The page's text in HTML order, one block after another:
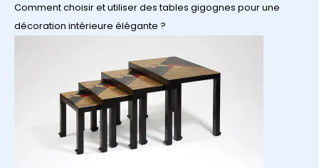
Comment choisir et utiliser des tables gigognes pour une
décoration intérieure élégante ?